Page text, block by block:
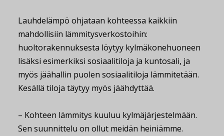
Lauhdelämpö ohjataan kohteessa kaikkiin
mahdollisiin lämmitysverkostoihin:
huoltorakennuksesta löytyy kylmäkonehuoneen
lisäksi esimerkiksi sosiaalitiloja ja kuntosali, ja
myös jäähallin puolen sosiaalitiloja lämmitetään.
Kesällä tiloja täytyy myös jäähdyttää.
– Kohteen lämmitys kuuluu kylmäjärjestelmään.
Sen suunnittelu on ollut meidän heiniämme.